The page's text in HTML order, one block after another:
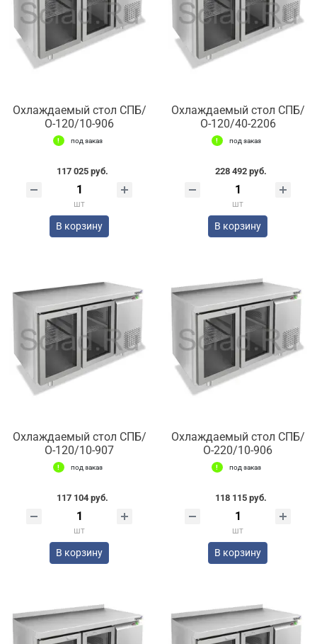
Охлаждаемый стол СПБ/
О-120/10-906
под заказ
117 025 руб.
шт
В корзину
Охлаждаемый стол СПБ/
О-120/40-2206
под заказ
228 492 руб.
шт
В корзину
Охлаждаемый стол СПБ/
О-120/10-907
под заказ
117 104 руб.
шт
В корзину
Охлаждаемый стол СПБ/
О-220/10-906
под заказ
118 115 руб.
шт
В корзину